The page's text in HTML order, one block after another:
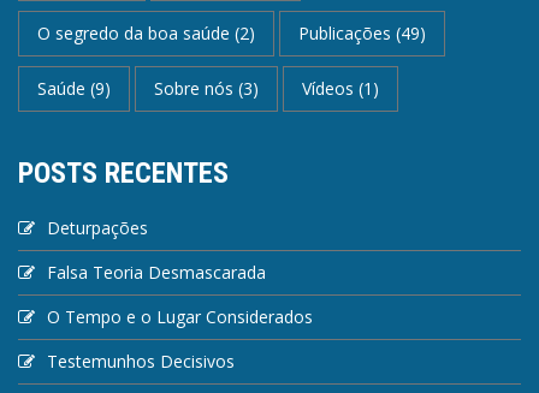
O segredo da boa saúde (2) Publicações (49)
Saúde (9) Sobre nós (3) Vídeos (1)
POSTS RECENTES
Deturpações
Falsa Teoria Desmascarada
O Tempo e o Lugar Considerados
Testemunhos Decisivos